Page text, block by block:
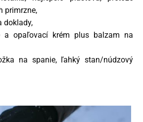
primrzne,
doklady,
a opaľovací krém plus balzam na
na spanie, ľahký stan/núdzový